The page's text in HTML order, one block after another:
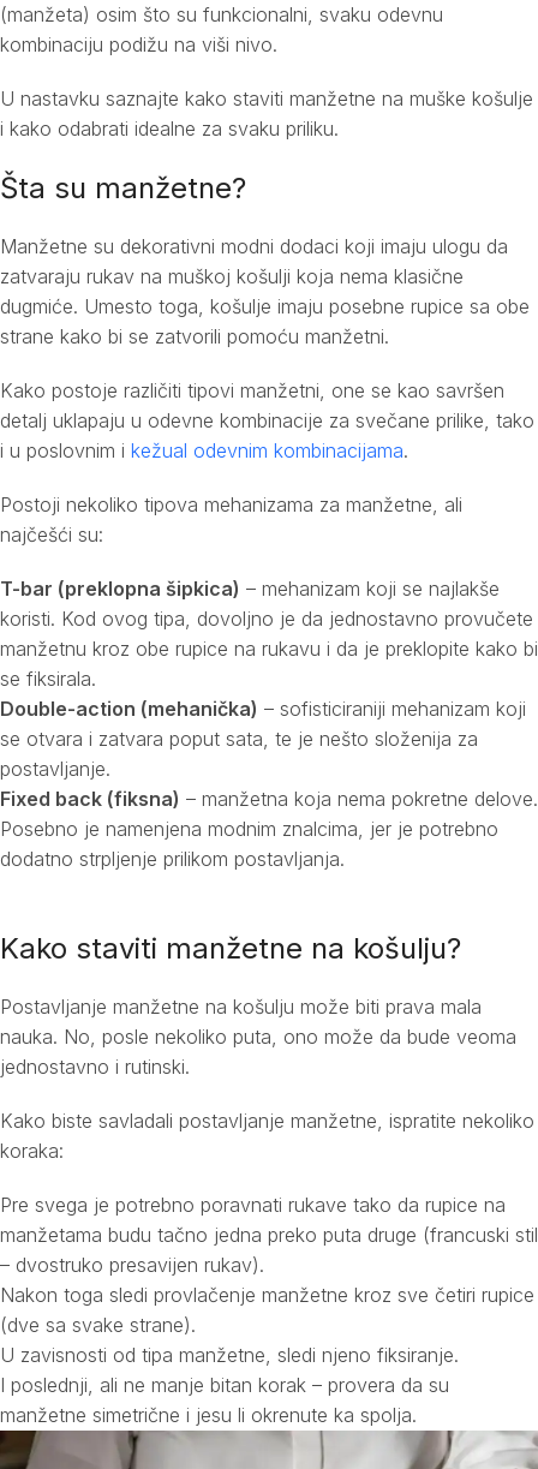
(manžeta) osim što su funkcionalni, svaku odevnu
kombinaciju podižu na viši nivo.
U nastavku saznajte kako staviti manžetne na muške košulje
i kako odabrati idealne za svaku priliku.
Šta su manžetne?
Manžetne su dekorativni modni dodaci koji imaju ulogu da
zatvaraju rukav na muškoj košulji koja nema klasične
dugmiće. Umesto toga, košulje imaju posebne rupice sa obe
strane kako bi se zatvorili pomoću manžetni.
Kako postoje različiti tipovi manžetni, one se kao savršen
detalj uklapaju u odevne kombinacije za svečane prilike, tako
i u poslovnim i kežual odevnim kombinacijama.
Postoji nekoliko tipova mehanizama za manžetne, ali
najčešći su:
T-bar (preklopna šipkica) – mehanizam koji se najlakše
koristi. Kod ovog tipa, dovoljno je da jednostavno provučete
manžetnu kroz obe rupice na rukavu i da je preklopite kako bi
se fiksirala.
Double-action (mehanička) – sofisticiraniji mehanizam koji
se otvara i zatvara poput sata, te je nešto složenija za
postavljanje.
Fixed back (fiksna) – manžetna koja nema pokretne delove.
Posebno je namenjena modnim znalcima, jer je potrebno
dodatno strpljenje prilikom postavljanja.
Kako staviti manžetne na košulju?
Postavljanje manžetne na košulju može biti prava mala
nauka. No, posle nekoliko puta, ono može da bude veoma
jednostavno i rutinski.
Kako biste savladali postavljanje manžetne, ispratite nekoliko
koraka:
Pre svega je potrebno poravnati rukave tako da rupice na
manžetama budu tačno jedna preko puta druge (francuski stil
– dvostruko presavijen rukav).
Nakon toga sledi provlačenje manžetne kroz sve četiri rupice
(dve sa svake strane).
U zavisnosti od tipa manžetne, sledi njeno fiksiranje.
I poslednji, ali ne manje bitan korak – provera da su
manžetne simetrične i jesu li okrenute ka spolja.